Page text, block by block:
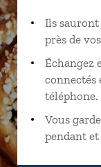
Ils
près de
Échangez
connectés
téléphone.
Vous
pendant